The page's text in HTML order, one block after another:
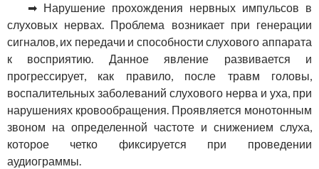
➡ Нарушение прохождения нервных импульсов в
слуховых нервах. Проблема возникает при генерации
сигналов, их передачи и способности слухового аппарата
к восприятию. Данное явление развивается и
прогрессирует, как правило, после травм головы,
воспалительных заболеваний слухового нерва и уха, при
нарушениях кровообращения. Проявляется монотонным
звоном на определенной частоте и снижением слуха,
которое четко фиксируется при проведении
аудиограммы.